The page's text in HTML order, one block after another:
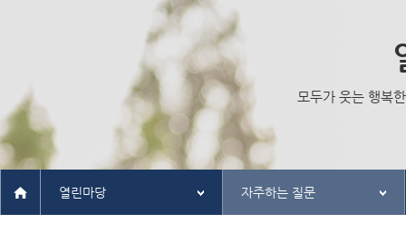
관련사이트
모두가 웃는 행복
열린마당 자주하는 질문